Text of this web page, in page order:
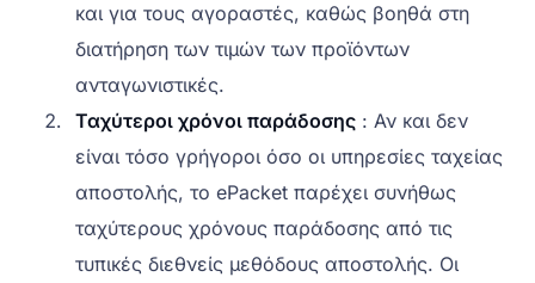
και για τους αγοραστές, καθώς βοηθά στη
διατήρηση των τιμών των προϊόντων
ανταγωνιστικές.
Ταχύτεροι χρόνοι παράδοσης : Αν και δεν
είναι τόσο γρήγοροι όσο οι υπηρεσίες ταχείας
αποστολής, το ePacket παρέχει συνήθως
ταχύτερους χρόνους παράδοσης από τις
τυπικές διεθνείς μεθόδους αποστολής. Οι